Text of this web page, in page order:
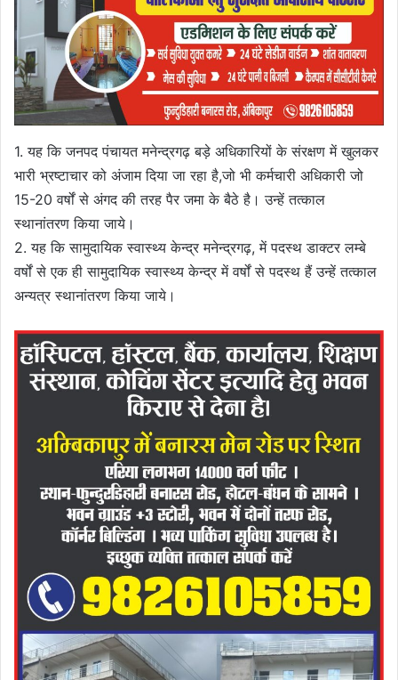
1. यह कि जनपद पंचायत मनेन्द्रगढ़ बड़े अधिकारियों के संरक्षण में खुलकर
भारी भ्रष्टाचार को अंजाम दिया जा रहा है,जो भी कर्मचारी अधिकारी जो
15-20 वर्षों से अंगद की तरह पैर जमा के बैठे है। उन्हें तत्काल
स्थानांतरण किया जाये।
2. यह कि सामुदायिक स्वास्थ्य केन्द्र मनेन्द्रगढ़, में पदस्थ डाक्टर लम्बे
वर्षों से एक ही सामुदायिक स्वास्थ्य केन्द्र में वर्षों से पदस्थ हैं उन्हें तत्काल
अन्यत्र स्थानांतरण किया जाये।